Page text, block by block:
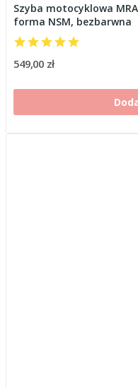
Szyba motocyklowa
forma NSM, bezbarwna
549,00 zł